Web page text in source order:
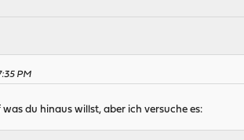
PM
du hinaus willst, aber ich versuche es: